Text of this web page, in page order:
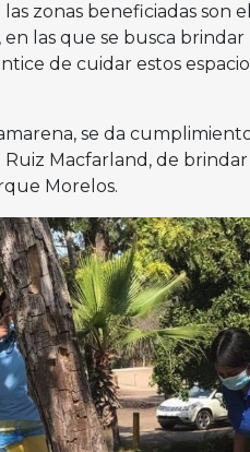
zonas beneficiadas son
las que se busca
de cuidar estos
se da
Macfarland, de brindar
Morelos.